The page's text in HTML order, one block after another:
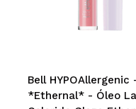
Bell HYPOAllergenic
*Ethernal* - Óleo